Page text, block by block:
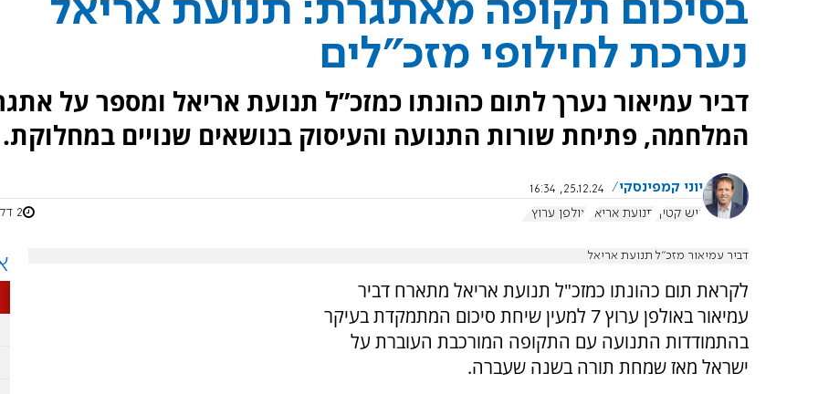
בסיכום תקופה מאתגרת: תנועת אריאל
נערכת לחילופי מזכ"לים
דביר עמיאור נערך לתום כהונתו כמזכ”ל תנועת אריאל ומספר על
המלחמה, פתיחת שורות התנועה והעיסוק בנושאים שנויים במחלוקת.
יוני קמפינסקי
25.12.24, 16:34
גוש קטיף
תנועת אריאל אולפן ערוץ 7 2 דקות
דביר עמיאור מזכ”ל תנועת אריאל
לקראת תום כהונתו כמזכ"ל תנועת אריאל מתארח דביר
עמיאור באולפן ערוץ 7 למעין שיחת סיכום המתמקדת בעיקר
בהתמודדות התנועה עם התקופה המורכבת העוברת על
ישראל מאז שמחת תורה בשנה שעברה.